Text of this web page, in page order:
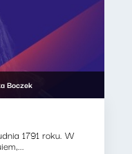
Boczek
1791 roku. W